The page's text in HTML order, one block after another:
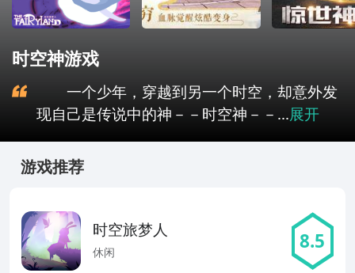
时空神游戏
一个少年，穿越到另一个时空，却意外发
现自己是传说中的神－－时空神－－...展开
游戏推荐
时空旅梦人
休闲 8.5